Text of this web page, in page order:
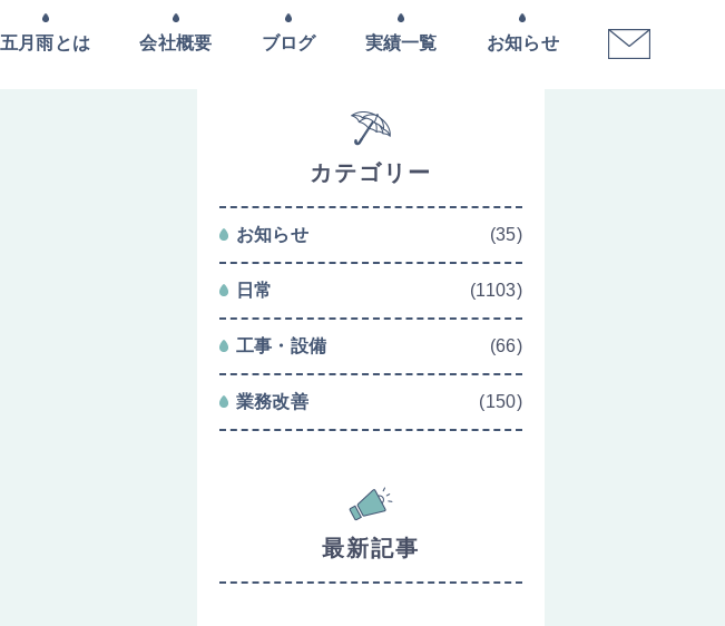
五月雨とは 会社概要 ブログ 実績一覧 お知らせ
カテゴリー
お知らせ (35)
日常 (1103)
工事・設備 (66)
業務改善 (150)
最新記事